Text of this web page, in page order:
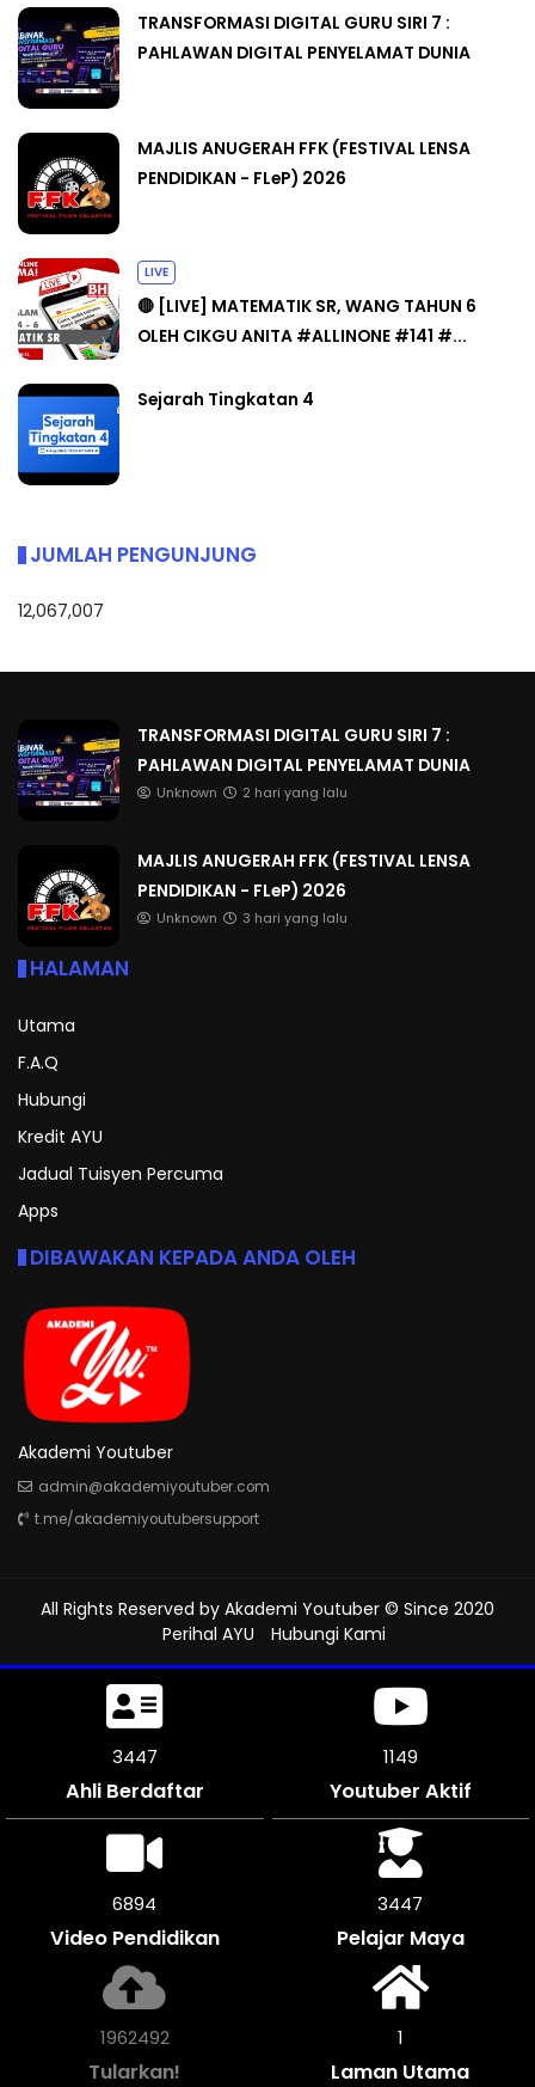
TRANSFORMASI DIGITAL GURU SIRI 7 :
PAHLAWAN DIGITAL PENYELAMAT DUNIA
MAJLIS ANUGERAH FFK (FESTIVAL LENSA
PENDIDIKAN - FLeP) 2026
LIVE
🔴 [LIVE] MATEMATIK SR, WANG TAHUN 6
OLEH CIKGU ANITA #ALLINONE #141 #...
Sejarah Tingkatan 4
JUMLAH PENGUNJUNG
12,067,007
TRANSFORMASI DIGITAL GURU SIRI 7 :
PAHLAWAN DIGITAL PENYELAMAT DUNIA
Unknown 2 hari yang lalu
MAJLIS ANUGERAH FFK (FESTIVAL LENSA
PENDIDIKAN - FLeP) 2026
Unknown 3 hari yang lalu
HALAMAN
Utama
F.A.Q
Hubungi
Kredit AYU
Jadual Tuisyen Percuma
Apps
DIBAWAKAN KEPADA ANDA OLEH
Akademi Youtuber
admin@akademiyoutuber.com
t.me/akademiyoutubersupport
All Rights Reserved by Akademi Youtuber © Since 2020
Perihal AYU
Hubungi Kami
3861
Ahli Berdaftar
1287
Youtuber Aktif
7722
Video Pendidikan
3858
Pelajar Maya
2196488
Tularkan!
1
Laman Utama